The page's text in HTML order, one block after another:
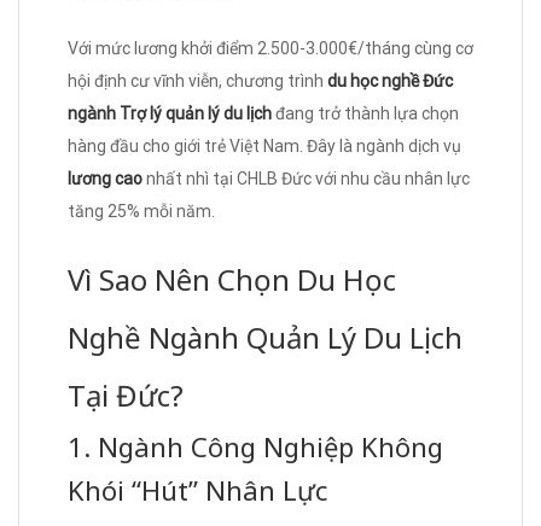
Với mức lương khởi điểm 2.500-3.000€/tháng cùng cơ
hội định cư vĩnh viễn, chương trình du học nghề Đức
ngành Trợ lý quản lý du lịchđang trở thành lựa chọn
hàng đầu cho giới trẻ Việt Nam. Đây là ngành dịch vụ
lương caonhất nhì tại CHLB Đức với nhu cầu nhân lực
tăng 25% mỗi năm.
Vì Sao Nên Chọn Du Học
Nghề Ngành Quản Lý Du Lịch
Tại Đức?
1. Ngành Công Nghiệp Không
Khói “Hút” Nhân Lực